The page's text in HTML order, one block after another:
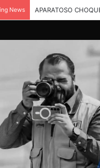
News APARATOSO